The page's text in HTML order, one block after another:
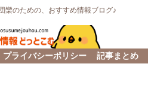
欒のための、おすすめ情報ブログ♪
プライバシーポリシー 記事まとめ